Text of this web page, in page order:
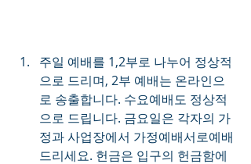
주일 예배를 1,2부로 나누어 정상적
으로 드리며, 2부 예배는 온라인으
로 송출합니다. 수요예배도 정상적
으로 드립니다. 금요일은 각자의 가
정과 사업장에서 가정예배서로예배
드리세요. 헌금은 입구의 헌금함에